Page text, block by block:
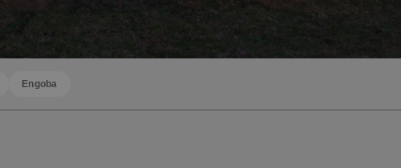
Engoba